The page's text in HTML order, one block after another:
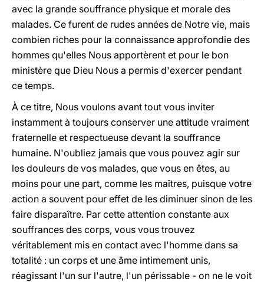
avec la grande souffrance physique et morale des
malades. Ce furent de rudes années de Notre vie, mais
combien riches pour la connaissance approfondie des
hommes qu'elles Nous apportèrent et pour le bon
ministère que Dieu Nous a permis d'exercer pendant
ce temps.
À ce titre, Nous voulons avant tout vous inviter
instamment à toujours conserver une attitude vraiment
fraternelle et respectueuse devant la souffrance
humaine. N'oubliez jamais que vous pouvez agir sur
les douleurs de vos malades, que vous en êtes, au
moins pour une part, comme les maîtres, puisque votre
action a souvent pour effet de les diminuer sinon de les
faire disparaître. Par cette attention constante aux
souffrances des corps, vous vous trouvez
véritablement mis en contact avec l'homme dans sa
totalité : un corps et une âme intimement unis,
réagissant l'un sur l'autre, l'un périssable - on ne le voit